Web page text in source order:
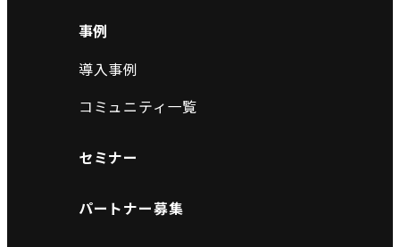
事例
導入事例
コミュニティ一覧
セミナー
パートナー募集